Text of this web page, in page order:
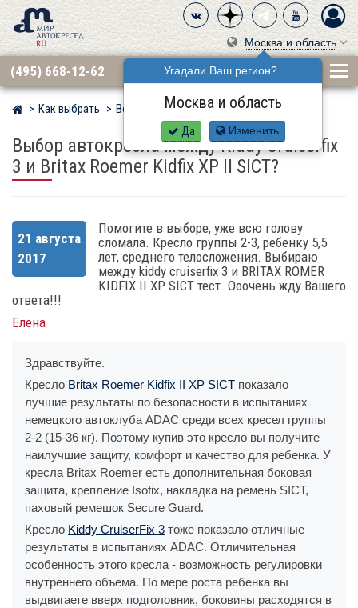
Москва и область
Угадали Ваш регион?
Москва и область
Да Изменить
(495) 668-12-62
Мир детских автокресел
Как выбрать Вопросы
Выбор автокресла между Kiddy Cruiserfix
3 и Britax Roemer Kidfix XP II SICT?
21 августа
2017
Помогите в выборе, уже всю голову
сломала. Кресло группы 2-3, ребёнку 5,5
лет, среднего телосложения. Выбираю
между kiddy cruiserfix 3 и BRITAX ROMER
KIDFIX II XP SICT тест. Ооочень жду Вашего
ответа!!!
Елена
Здравствуйте.
Кресло Britax Roemer Kidfix II XP SICT показало
лучшие результаты по безопасности в испытаниях
немецкого автоклуба ADAC среди всех кресел группы
2-2 (15-36 кг). Поэтому купив это кресло вы получите
наилучшие защиту, комфорт и качество для ребенка. У
кресла Britax Roemer есть дополнительная боковая
защита, крепление Isofix, накладка на ремень SICT,
паховый ремешок Secure Guard.
Кресло Kiddy CruiserFix 3 тоже показало отличные
результаты в испытаниях ADAC. Отличительная
особенность этого кресла - возможность регулировки
внутреннего объема. По мере роста ребенка вы
выдвигаете вверх подголовник, боковины расходятся в